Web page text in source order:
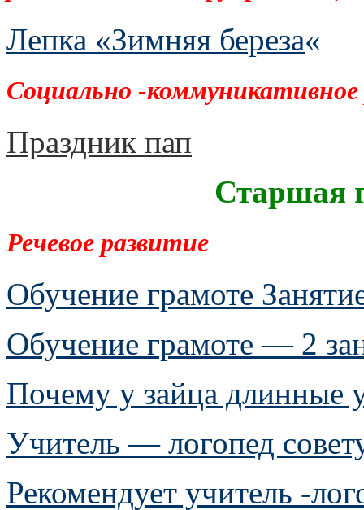
Лепка «Зимняя береза«
Социально -коммуникативное
Праздник пап
Старшая
Речевое развитие
Обучение грамоте
Обучение грамоте — 2
Почему у зайца длинные
Учитель — логопед
Рекомендует учитель -